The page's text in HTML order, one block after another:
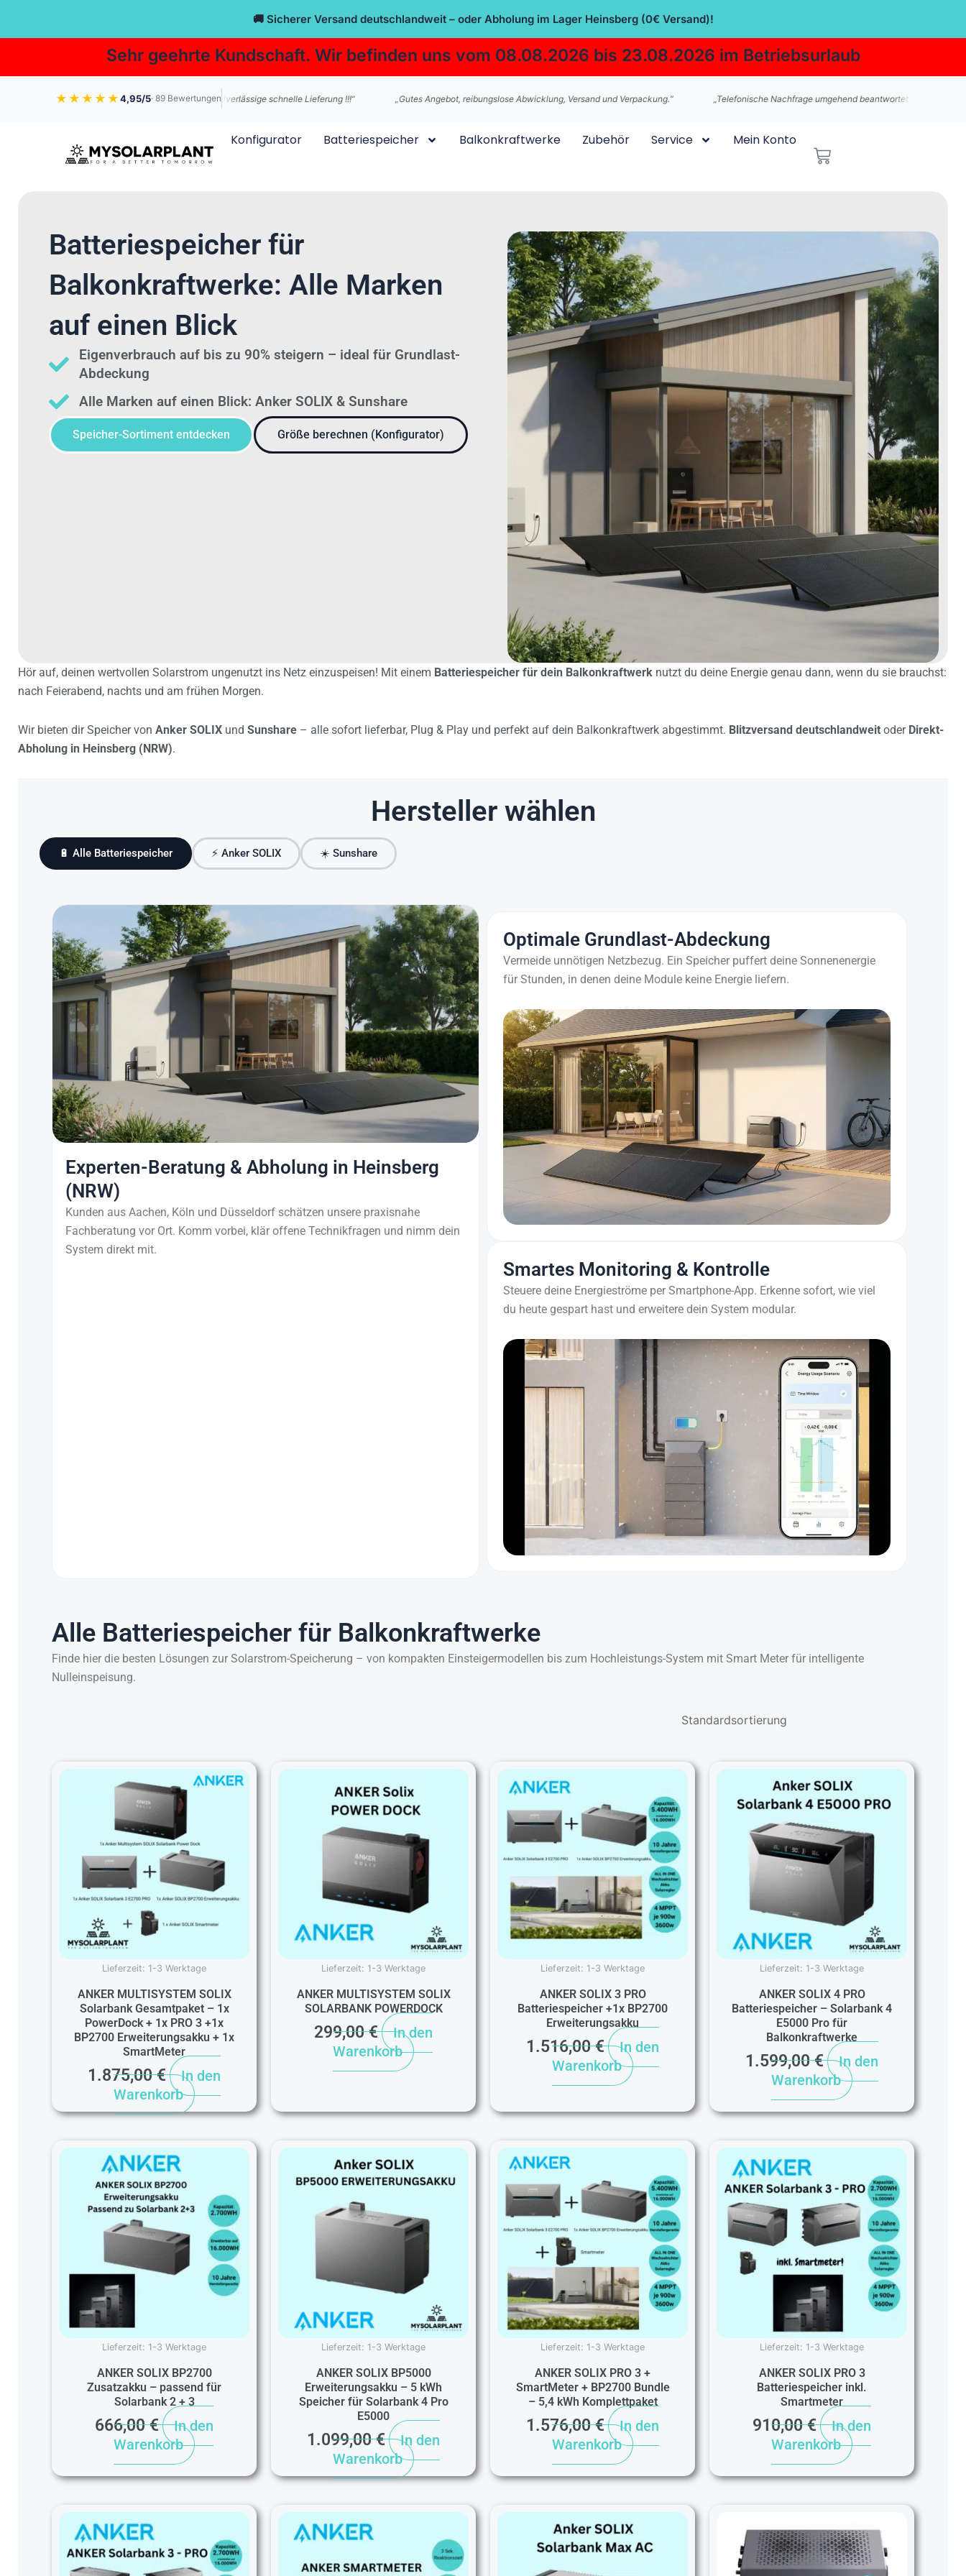
🚚 Sicherer Versand deutschlandweit – oder Abholung im Lager Heinsberg (0€ Versand)!
Sehr geehrte Kundschaft. Wir befinden uns vom 08.08.2026 bis 23.08.2026 im Betriebsurlaub
★★★★★4,95/5· 89 Bewertungen
Immer wieder gerne.“ „ZUverlässige schnelle Lieferung !!!“ „Gutes Angebot, reibungslose Abwicklung, Versand und Verpackung.“ „Telefonische Nachfrage umgehend beantwortet Alles ist sehr gut gelaufen“
Konfigurator Batteriespeicher Balkonkraftwerke Zubehör Service Mein Konto
Warenkorb
Batteriespeicher für
Balkonkraftwerke: Alle Marken
auf einen Blick
Eigenverbrauch auf bis zu 90% steigern – ideal für Grundlast-
Abdeckung
Alle Marken auf einen Blick: Anker SOLIX & Sunshare
Speicher-Sortiment entdecken Größe berechnen (Konfigurator)
Hör auf, deinen wertvollen Solarstrom ungenutzt ins Netz einzuspeisen! Mit einem Batteriespeicher für dein Balkonkraftwerk nutzt du deine Energie genau dann, wenn du sie brauchst:
nach Feierabend, nachts und am frühen Morgen.
Wir bieten dir Speicher von Anker SOLIX und Sunshare – alle sofort lieferbar, Plug & Play und perfekt auf dein Balkonkraftwerk abgestimmt. Blitzversand deutschlandweit oder Direkt-
Abholung in Heinsberg (NRW).
Hersteller wählen
🔋 Alle Batteriespeicher ⚡ Anker SOLIX ☀️ Sunshare
Experten-Beratung & Abholung in Heinsberg
(NRW)
Kunden aus Aachen, Köln und Düsseldorf schätzen unsere praxisnahe
Fachberatung vor Ort. Komm vorbei, klär offene Technikfragen und nimm dein
System direkt mit.
Optimale Grundlast-Abdeckung
Vermeide unnötigen Netzbezug. Ein Speicher puffert deine Sonnenenergie
für Stunden, in denen deine Module keine Energie liefern.
Smartes Monitoring & Kontrolle
Steuere deine Energieströme per Smartphone-App. Erkenne sofort, wie viel
du heute gespart hast und erweitere dein System modular.
Alle Batteriespeicher für Balkonkraftwerke
Finde hier die besten Lösungen zur Solarstrom-Speicherung – von kompakten Einsteigermodellen bis zum Hochleistungs-System mit Smart Meter für intelligente
Nulleinspeisung.
Lieferzeit: 1-3 Werktage
ANKER MULTISYSTEM SOLIX
Solarbank Gesamtpaket – 1x
PowerDock + 1x PRO 3 +1x
BP2700 Erweiterungsakku + 1x
SmartMeter
1.875,00€
In den
Warenkorb
Lieferzeit: 1-3 Werktage
ANKER MULTISYSTEM SOLIX
SOLARBANK POWERDOCK
299,00€
In den
Warenkorb
Lieferzeit: 1-3 Werktage
ANKER SOLIX 3 PRO
Batteriespeicher +1x BP2700
Erweiterungsakku
1.516,00€
In den
Warenkorb
Lieferzeit: 1-3 Werktage
ANKER SOLIX 4 PRO
Batteriespeicher – Solarbank 4
E5000 Pro für
Balkonkraftwerke
1.599,00€
In den
Warenkorb
Lieferzeit: 1-3 Werktage
ANKER SOLIX BP2700
Zusatzakku – passend für
Solarbank 2 + 3
666,00€
In den
Warenkorb
Lieferzeit: 1-3 Werktage
ANKER SOLIX BP5000
Erweiterungsakku – 5 kWh
Speicher für Solarbank 4 Pro
E5000
1.099,00€
In den
Warenkorb
Lieferzeit: 1-3 Werktage
ANKER SOLIX PRO 3 +
SmartMeter + BP2700 Bundle
– 5,4 kWh Komplettpaket
1.576,00€
In den
Warenkorb
Lieferzeit: 1-3 Werktage
ANKER SOLIX PRO 3
Batteriespeicher inkl.
Smartmeter
910,00€
In den
Warenkorb